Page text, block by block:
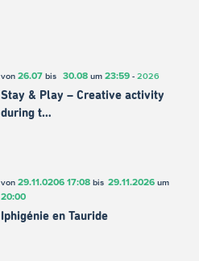
von 26.07bis 30.08um 23:59- 2026
Stay & Play – Creative activity
during t…
von 29.11.0206 17:08bis 29.11.2026um
20:00
Iphigénie en Tauride